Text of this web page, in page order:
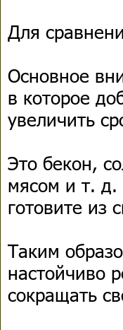
Для
Основное
в которое
увеличить
Это бекон,
мясом и т.
готовите из
Таким
настойчиво
сокращать